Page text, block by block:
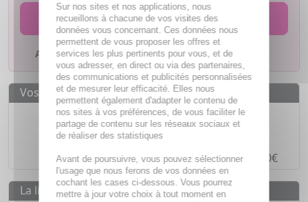
AJOUTER AU PANIER
Ajouter à mes favoris
Vos avantages
Des prix IMBATTABLES
Paiement en ligneSÉCURISÉ
Paiement en4 fois sans fraisà partir de 30€
La livraison
Sur nos sites et nos applications, nous
recueillons à chacune de vos visites des
données vous concernant. Ces données nous
permettent de vous proposer les offres et
services les plus pertinents pour vous, et de
vous adresser, en direct ou via des partenaires,
des communications et publicités personnalisées
et de mesurer leur efficacité. Elles nous
permettent également d'adapter le contenu de
nos sites à vos préférences, de vous faciliter le
partage de contenu sur les réseaux sociaux et
de réaliser des statistiques
Avant de poursuivre, vous pouvez sélectionner
l'usage que nous ferons de vos données en
cochant les cases ci-dessous. Vous pourrez
mettre à jour votre choix à tout moment en